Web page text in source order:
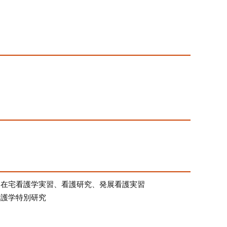
宅看護学実習、看護研究、発展看護実習
学特別研究